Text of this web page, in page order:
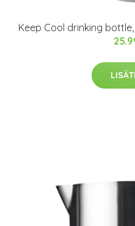
Keep Cool drinking